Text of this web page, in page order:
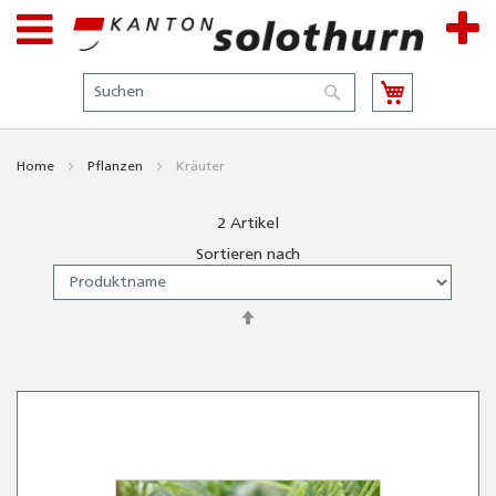
Suche
Suche
Home Pflanzen Kräuter
2 Artikel
Sortieren nach